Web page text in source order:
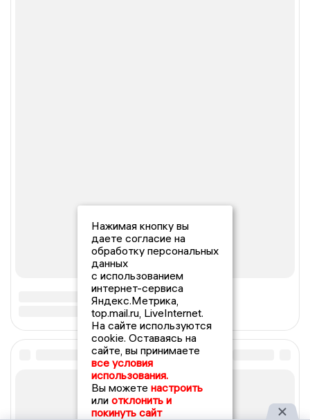
Нажимая кнопку вы
даете согласие на
обработку персональных
данных
с использованием
интернет-сервиса
Яндекс.Метрика,
top.mail.ru, LiveInternet.
На сайте используются
cookie. Оставаясь на
сайте, вы принимаете
все условия
использования.
Вы можете настроить
или отклонить и
покинуть сайт